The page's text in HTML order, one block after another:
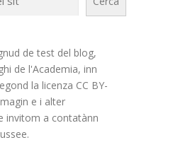
de test del blog,
de l'Academia, inn
la licenza CC BY-
e i alter
invitom a contatànn